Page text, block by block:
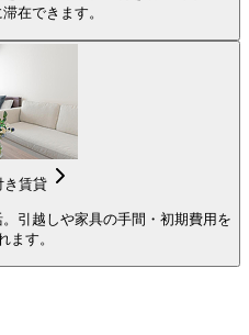
在できます。
き賃貸
引越しや家具の手間・初期費用を
ます。